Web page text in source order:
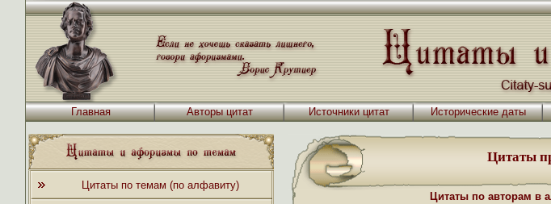
Главная Авторы цитат Источники цитат Исторические даты
Цитаты по темам (по алфавиту)
Цитаты
Цитаты по авторам в